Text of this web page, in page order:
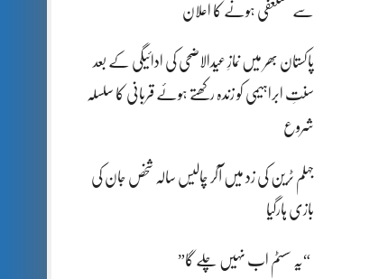
سے مستعفی ہونے کا اعلان
پاکستان بھر میں نمازِ عیدالاضحی کی ادائیگی کے بعد
سنتِ ابراہیمی کو زندہ رکھتے ہوئے قربانی کا سلسلہ
شروع
جہلم ٹرین کی زد میں آکر چالیس سالہ شخص جان کی
بازی ہارگیا
“یہ سسٹم اب نہیں چلے گا”